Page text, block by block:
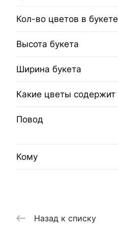
Кол-во цветов в букете
Высота букета
Ширина букета
Какие цветы содержит
Повод
Кому
Назад к списку